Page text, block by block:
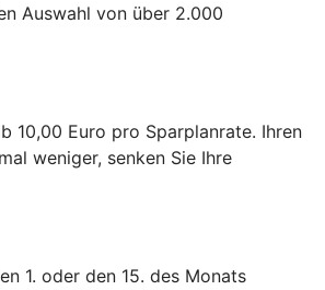
Auswahl von über 2.000
10,00 Euro pro Sparplanrate. Ihren
weniger, senken Sie Ihre
1. oder den 15. des Monats